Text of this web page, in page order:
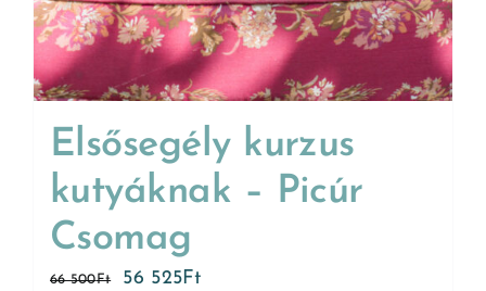
Elsősegély kurzus
kutyáknak – Picúr
Csomag
66 500Ft 56 525Ft